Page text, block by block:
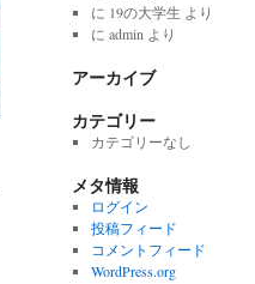
に 19の大学生 より
に admin より
アーカイブ
カテゴリー
カテゴリーなし
メタ情報
ログイン
投稿フィード
コメントフィード
WordPress.org